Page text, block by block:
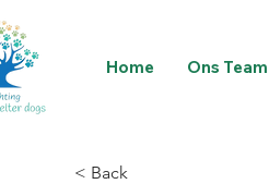
Home Ons Team
< Back